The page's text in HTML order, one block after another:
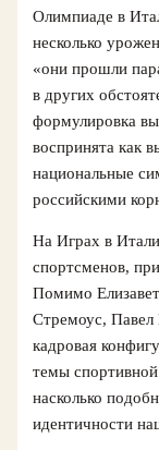
Олимпиаде в
несколько
«они прошли
в других
формулировка
воспринята как
национальные
российскими
На Играх в
спортсменов,
Помимо
Стремоус,
кадровая
темы
насколько
идентичности